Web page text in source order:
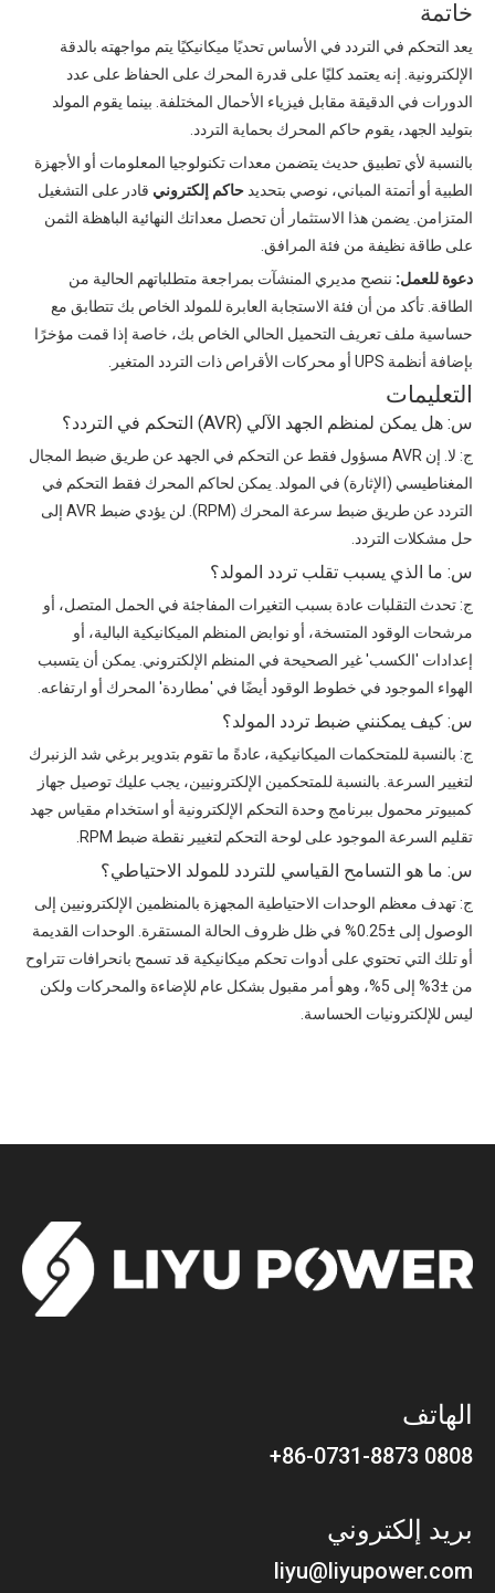
خاتمة
يعد التحكم في التردد في الأساس تحديًا ميكانيكيًا يتم مواجهته بالدقة
الإلكترونية. إنه يعتمد كليًا على قدرة المحرك على الحفاظ على عدد
الدورات في الدقيقة مقابل فيزياء الأحمال المختلفة. بينما يقوم المولد
بتوليد الجهد، يقوم حاكم المحرك بحماية التردد.
بالنسبة لأي تطبيق حديث يتضمن معدات تكنولوجيا المعلومات أو الأجهزة
الطبية أو أتمتة المباني، نوصي بتحديد حاكم إلكتروني قادر على التشغيل
المتزامن. يضمن هذا الاستثمار أن تحصل معداتك النهائية الباهظة الثمن
على طاقة نظيفة من فئة المرافق.
دعوة للعمل: ننصح مديري المنشآت بمراجعة متطلباتهم الحالية من
الطاقة. تأكد من أن فئة الاستجابة العابرة للمولد الخاص بك تتطابق مع
حساسية ملف تعريف التحميل الحالي الخاص بك، خاصة إذا قمت مؤخرًا
بإضافة أنظمة UPS أو محركات الأقراص ذات التردد المتغير.
التعليمات
س: هل يمكن لمنظم الجهد الآلي (AVR) التحكم في التردد؟
ج: لا. إن AVR مسؤول فقط عن التحكم في الجهد عن طريق ضبط المجال
المغناطيسي (الإثارة) في المولد. يمكن لحاكم المحرك فقط التحكم في
التردد عن طريق ضبط سرعة المحرك (RPM). لن يؤدي ضبط AVR إلى
حل مشكلات التردد.
س: ما الذي يسبب تقلب تردد المولد؟
ج: تحدث التقلبات عادة بسبب التغيرات المفاجئة في الحمل المتصل، أو
مرشحات الوقود المتسخة، أو نوابض المنظم الميكانيكية البالية، أو
إعدادات 'الكسب' غير الصحيحة في المنظم الإلكتروني. يمكن أن يتسبب
الهواء الموجود في خطوط الوقود أيضًا في 'مطاردة' المحرك أو ارتفاعه.
س: كيف يمكنني ضبط تردد المولد؟
ج: بالنسبة للمتحكمات الميكانيكية، عادةً ما تقوم بتدوير برغي شد الزنبرك
لتغيير السرعة. بالنسبة للمتحكمين الإلكترونيين، يجب عليك توصيل جهاز
كمبيوتر محمول ببرنامج وحدة التحكم الإلكترونية أو استخدام مقياس جهد
تقليم السرعة الموجود على لوحة التحكم لتغيير نقطة ضبط RPM.
س: ما هو التسامح القياسي للتردد للمولد الاحتياطي؟
ج: تهدف معظم الوحدات الاحتياطية المجهزة بالمنظمين الإلكترونيين إلى
الوصول إلى ±0.25% في ظل ظروف الحالة المستقرة. الوحدات القديمة
أو تلك التي تحتوي على أدوات تحكم ميكانيكية قد تسمح بانحرافات تتراوح
من ±3% إلى 5%، وهو أمر مقبول بشكل عام للإضاءة والمحركات ولكن
ليس للإلكترونيات الحساسة.
الهاتف
0808 86-0731-8873+
بريد إلكتروني
liyu@liyupower.com